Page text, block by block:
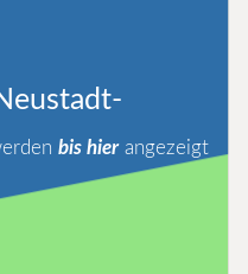
bis hierangezeigt